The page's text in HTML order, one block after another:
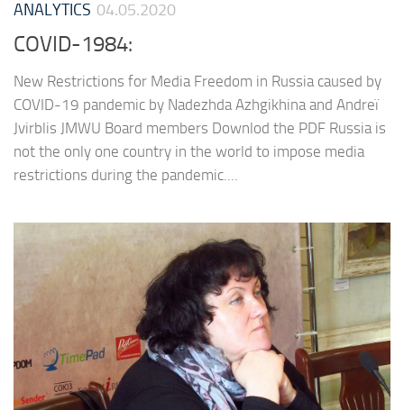
ANALYTICS 04.05.2020
COVID-1984:
New Restrictions for Media Freedom in Russia caused by
COVID-19 pandemic by Nadezhda Azhgikhina and Andreï
Jvirblis JMWU Board members Downlod the PDF Russia is
not the only one country in the world to impose media
restrictions during the pandemic....